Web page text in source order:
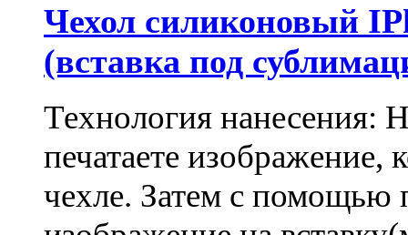
Чехол силиконовый
(вставка под
Технология нанесения:
печатаете изображение,
чехле. Затем с помощью